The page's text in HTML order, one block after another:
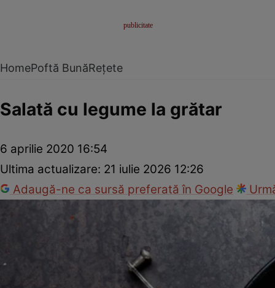
HomePoftă BunăRețete
Salată cu legume la grătar
6 aprilie 2020 16:54
Ultima actualizare: 21 iulie 2026 12:26
Adaugă-ne ca sursă preferată în Google